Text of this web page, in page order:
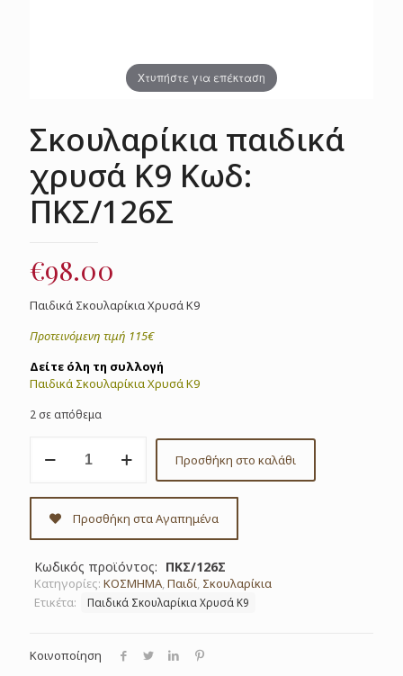
Χτυπήστε για επέκταση
Σκουλαρίκια παιδικά
χρυσά Κ9 Κωδ:
ΠΚΣ/126Σ
€98.00
Παιδικά Σκουλαρίκια Χρυσά Κ9
Προτεινόμενη τιμή 115€
Δείτε όλη τη συλλογή
Παιδικά Σκουλαρίκια Χρυσά Κ9
2 σε απόθεμα
παιδικά
Κ9
Κωδ:
ΠΚΣ/126Σ
Προσθήκη στο καλάθι
Προσθήκη στα Αγαπημένα
Κωδικός προϊόντος: ΠΚΣ/126Σ
Κατηγορίες: ΚΟΣΜΗΜΑ,Παιδί, Σκουλαρίκια
Ετικέτα:
Παιδικά Σκουλαρίκια Χρυσά Κ9
Κοινοποίηση